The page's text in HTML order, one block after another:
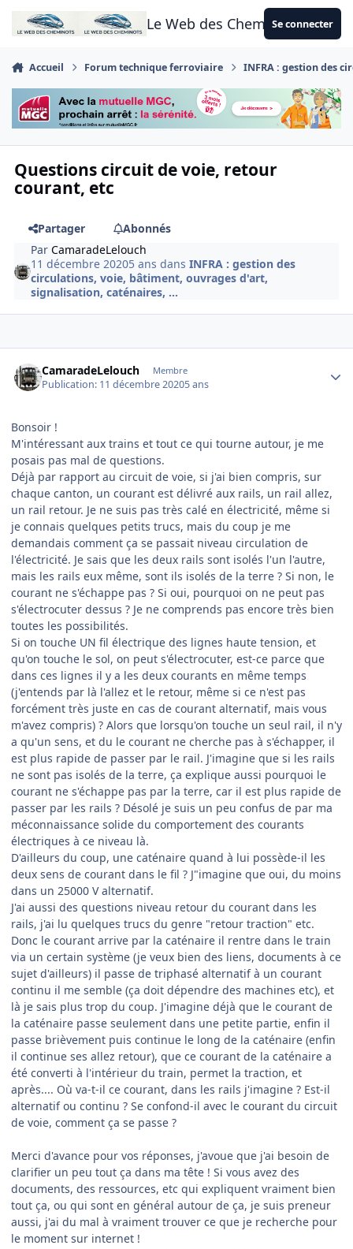
Aller au contenu
Le Web des CheminotsSe connecter
Accueil Forum technique ferroviaire INFRA : gestion des
Questions circuit de voie, retour
courant, etc
Partager
Abonnés
ParCamaradeLelouch
11 décembre 20205 ans dansINFRA : gestion des
circulations, voie, bâtiment, ouvrages d'art,
signalisation, caténaires, ...
CamaradeLelouch Membre
Publication: 11 décembre 20205 ans
Bonsoir !
M'intéressant aux trains et tout ce qui tourne autour, je me
posais pas mal de questions.
Déjà par rapport au circuit de voie, si j'ai bien compris, sur
chaque canton, un courant est délivré aux rails, un rail allez,
un rail retour. Je ne suis pas très calé en électricité, même si
je connais quelques petits trucs, mais du coup je me
demandais comment ça se passait niveau circulation de
l'électricité. Je sais que les deux rails sont isolés l'un l'autre,
mais les rails eux même, sont ils isolés de la terre ? Si non, le
courant ne s'échappe pas ? Si oui, pourquoi on ne peut pas
s'électrocuter dessus ? Je ne comprends pas encore très bien
toutes les possibilités.
Si on touche UN fil électrique des lignes haute tension, et
qu'on touche le sol, on peut s'électrocuter, est-ce parce que
dans ces lignes il y a les deux courants en même temps
(j'entends par là l'allez et le retour, même si ce n'est pas
forcément très juste en cas de courant alternatif, mais vous
m'avez compris) ? Alors que lorsqu'on touche un seul rail, il n'y
a qu'un sens, et du le courant ne cherche pas à s'échapper, il
est plus rapide de passer par le rail. J'imagine que si les rails
ne sont pas isolés de la terre, ça explique aussi pourquoi le
courant ne s'échappe pas par la terre, car il est plus rapide de
passer par les rails ? Désolé je suis un peu confus de par ma
méconnaissance solide du comportement des courants
électriques à ce niveau là.
D'ailleurs du coup, une caténaire quand à lui possède-il les
deux sens de courant dans le fil ? J"imagine que oui, du moins
dans un 25000 V alternatif.
J'ai aussi des questions niveau retour du courant dans les
rails, j'ai lu quelques trucs du genre "retour traction" etc.
Donc le courant arrive par la caténaire il rentre dans le train
via un certain système (je veux bien des liens, documents à ce
sujet d'ailleurs) il passe de triphasé alternatif à un courant
continu il me semble (ça doit dépendre des machines etc), et
là je sais plus trop du coup. J'imagine déjà que le courant de
la caténaire passe seulement dans une petite partie, enfin il
passe brièvement puis continue le long de la caténaire (enfin
il continue ses allez retour), que ce courant de la caténaire a
été converti à l'intérieur du train, permet la traction, et
après.... Où va-t-il ce courant, dans les rails j'imagine ? Est-il
alternatif ou continu ? Se confond-il avec le courant du circuit
de voie, comment ça se passe ?
Merci d'avance pour vos réponses, j'avoue que j'ai besoin de
clarifier un peu tout ça dans ma tête ! Si vous avez des
documents, des ressources, etc qui expliquent vraiment bien
tout ça, ou qui sont en général autour de ça, je suis preneur
aussi, j'ai du mal à vraiment trouver ce que je recherche pour
le moment sur internet !